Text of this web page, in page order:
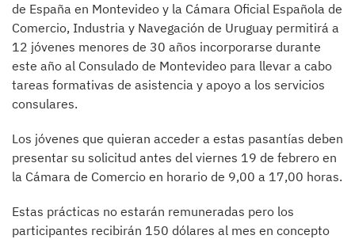
de España en Montevideo y la Cámara Oficial Española de
Comercio, Industria y Navegación de Uruguay permitirá a
12 jóvenes menores de 30 años incorporarse durante
este año al Consulado de Montevideo para llevar a cabo
tareas formativas de asistencia y apoyo a los servicios
consulares.
Los jóvenes que quieran acceder a estas pasantías deben
presentar su solicitud antes del viernes 19 de febrero en
la Cámara de Comercio en horario de 9,00 a 17,00 horas.
Estas prácticas no estarán remuneradas pero los
participantes recibirán 150 dólares al mes en concepto